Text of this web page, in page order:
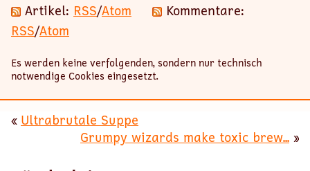
Artikel: RSS/Atom
Kommentare:
RSS/Atom
Es werden keine verfolgenden, sondern nur technisch
notwendige Cookies eingesetzt.
« Ultrabrutale Suppe
Grumpy wizards make toxic brew... »